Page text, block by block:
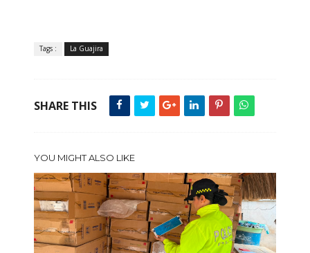
Tags : La Guajira
SHARE THIS
YOU MIGHT ALSO LIKE